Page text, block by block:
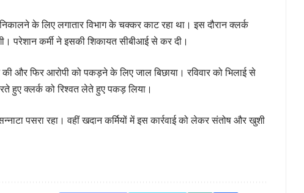
के लिए लगातार विभाग के चक्कर काट रहा था। इस दौरान क्लर्क
परेशान कर्मी ने इसकी शिकायत सीबीआई से कर दी।
और फिर आरोपी को पकड़ने के लिए जाल बिछाया। रविवार को भिलाई से
हुए क्लर्क को रिश्वत लेते हुए पकड़ लिया।
पसरा रहा। वहीं खदान कर्मियों में इस कार्रवाई को लेकर संतोष और खुशी